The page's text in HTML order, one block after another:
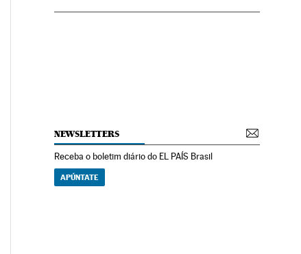
NEWSLETTERS
Receba o boletim diário do EL PAÍS Brasil
APÚNTATE